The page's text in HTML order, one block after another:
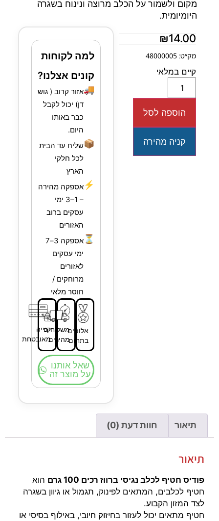
מקום ולשמור על הכלב מרוצה ונינוח בשגרה
היומיומית.
₪14.00
מק״ט: 48000005
קיים במלאי
הוספה לסל
קניה מהירה
למה לקוחות
קונים אצלנו?
🚚אזור קרוב ( גוש
דן) יכול לקבל
כבר באותו
היום.
📦שליח עד הבית
לכל חלקי
הארץ
⚡אספקה מהירה
– 1–3 ימי
עסקים ברוב
האזורים
⏳
אספקה 3–7
ימי עסקים
לאזורים
מרוחקים /
חוסר מלאי
אלופים
בתחום
משלוחים
מהירים
קנייה
מאובטחת
שאל אותנו
על מוצר זה
תיאור חוות דעת (0)
תיאור
פודיס חטיף לכלב נגיסי ברווז רכים 100 גרם
הוא
חטיף לכלבים, המתאים לפינוק, תגמול או גיוון בשגרה
לצד המזון הקבוע.
חטיף מתאים יכול לעזור בחיזוק חיובי, באילוף בסיסי או